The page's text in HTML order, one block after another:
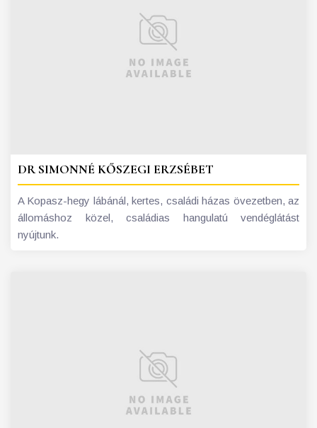
DR SIMONNÉ KŐSZEGI ERZSÉBET
A Kopasz-hegy lábánál, kertes, családi házas övezetben, az
állomáshoz közel, családias hangulatú vendéglátást
nyújtunk.